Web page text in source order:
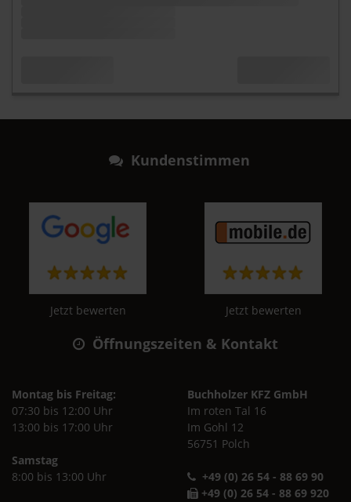
Kundenstimmen
Jetzt bewerten Jetzt bewerten
Öffnungszeiten & Kontakt
Montag bis Freitag:
07:30 bis 12:00 Uhr
13:00 bis 17:00 Uhr
Samstag
8:00 bis 13:00 Uhr
Buchholzer KFZ GmbH
Im roten Tal 16
Im Gohl 12
56751 Polch
+49 (0) 26 54 - 88 69 90
+49 (0) 26 54 - 88 69 920